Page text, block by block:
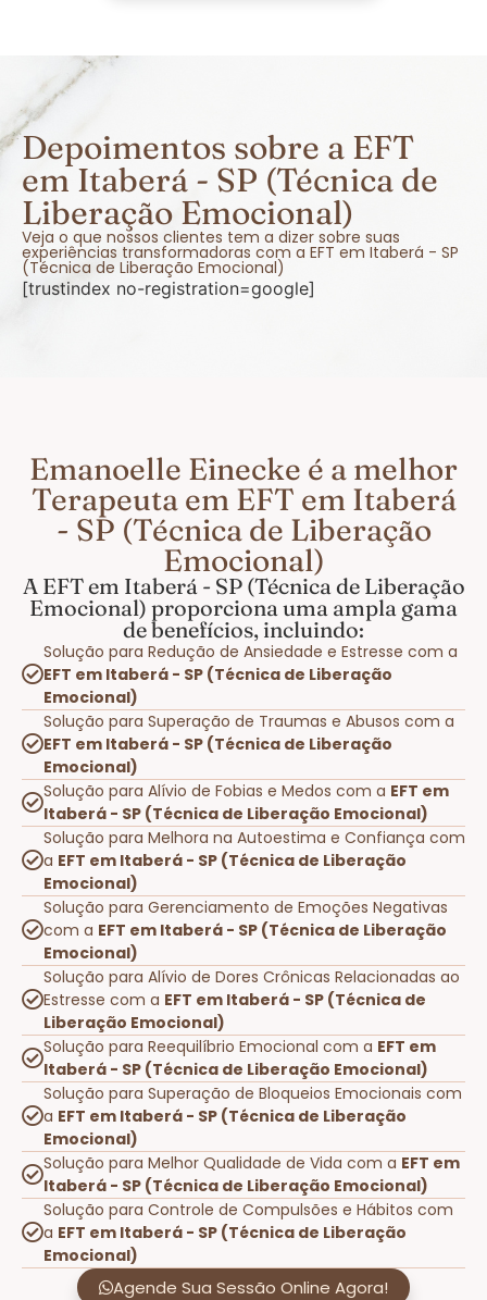
Depoimentos sobre a EFT
em Itaberá - SP (Técnica de
Liberação Emocional)
Veja o que nossos clientes tem a dizer sobre suas
experiências transformadoras com a EFT em Itaberá - SP
(Técnica de Liberação Emocional)
[trustindex no-registration=google]
Emanoelle Einecke é a melhor
Terapeuta em EFT em Itaberá
- SP (Técnica de Liberação
Emocional)
A EFT em Itaberá - SP (Técnica de Liberação
Emocional) proporciona uma ampla gama
de benefícios, incluindo:
Solução para Redução de Ansiedade e Estresse com a
EFT em Itaberá - SP (Técnica de Liberação
Emocional)
Solução para Superação de Traumas e Abusos com a
EFT em Itaberá - SP (Técnica de Liberação
Emocional)
Solução para Alívio de Fobias e Medos com a EFT em
Itaberá - SP (Técnica de Liberação Emocional)
Solução para Melhora na Autoestima e Confiança com
a EFT em Itaberá - SP (Técnica de Liberação
Emocional)
Solução para Gerenciamento de Emoções Negativas
com a EFT em Itaberá - SP (Técnica de Liberação
Emocional)
Solução para Alívio de Dores Crônicas Relacionadas ao
Estresse com a EFT em Itaberá - SP (Técnica de
Liberação Emocional)
Solução para Reequilíbrio Emocional com a EFT em
Itaberá - SP (Técnica de Liberação Emocional)
Solução para Superação de Bloqueios Emocionais com
a EFT em Itaberá - SP (Técnica de Liberação
Emocional)
Solução para Melhor Qualidade de Vida com a EFT em
Itaberá - SP (Técnica de Liberação Emocional)
Solução para Controle de Compulsões e Hábitos com
a EFT em Itaberá - SP (Técnica de Liberação
Emocional)
Agende Sua Sessão Online Agora!